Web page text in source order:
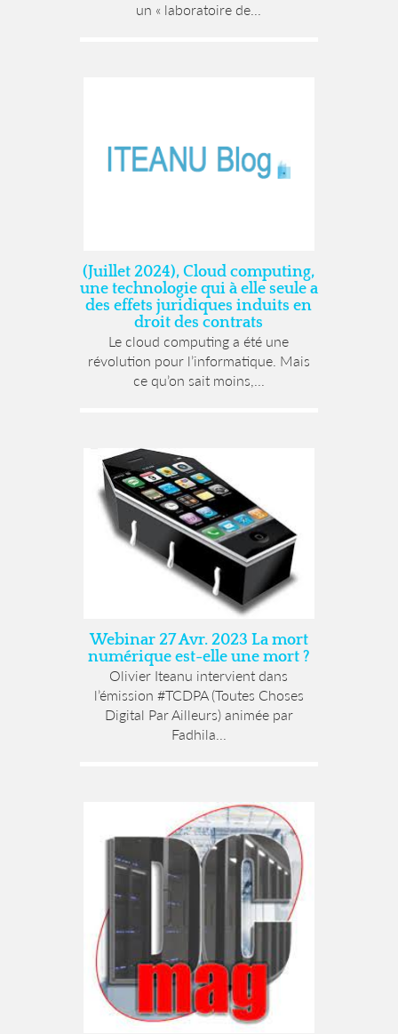
un « laboratoire de...
(Juillet 2024), Cloud computing,
une technologie qui à elle seule a
des effets juridiques induits en
droit des contrats
Le cloud computing a été une
révolution pour l’informatique. Mais
ce qu’on sait moins,...
Webinar 27 Avr. 2023 La mort
numérique est-elle une mort ?
Olivier Iteanu intervient dans
l’émission #TCDPA (Toutes Choses
Digital Par Ailleurs) animée par
Fadhila...